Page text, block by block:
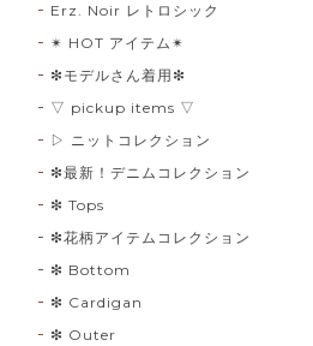
Erz. Noir レトロシック
✴︎ HOT アイテム✴︎
❇︎モデルさん着用❇︎
▽ pickup items ▽
▷ ニットコレクション
❇︎最新！デニムコレクション
❇︎ Tops
❇︎花柄アイテムコレクション
❇︎ Bottom
❇︎ Cardigan
❇︎ Outer